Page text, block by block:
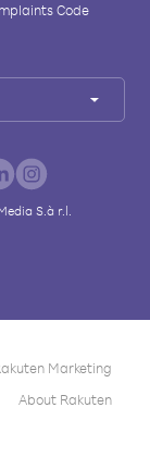
Code
S.à r.l.
Marketing
About Rakuten